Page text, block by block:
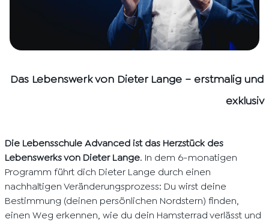
Das Lebenswerk von Dieter Lange – erstmalig und
exklusiv
Die Lebensschule Advanced ist das Herzstück des
Lebenswerks von Dieter Lange. In dem 6-monatigen
Programm führt dich Dieter Lange durch einen
nachhaltigen Veränderungsprozess: Du wirst deine
Bestimmung (deinen persönlichen Nordstern) finden,
einen Weg erkennen, wie du dein Hamsterrad verlässt und